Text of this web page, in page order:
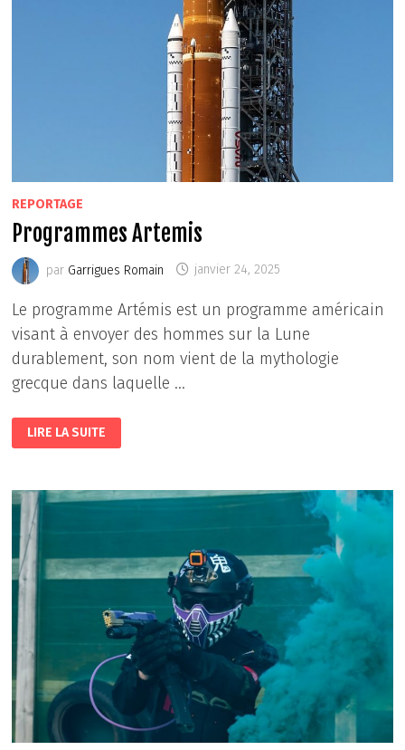
REPORTAGE
Programmes Artemis
par Garrigues Romain janvier 24, 2025
Le programme Artémis est un programme américain
visant à envoyer des hommes sur la Lune
durablement, son nom vient de la mythologie
grecque dans laquelle …
PROGRAMMES
ARTEMIS
LIRE LA SUITE